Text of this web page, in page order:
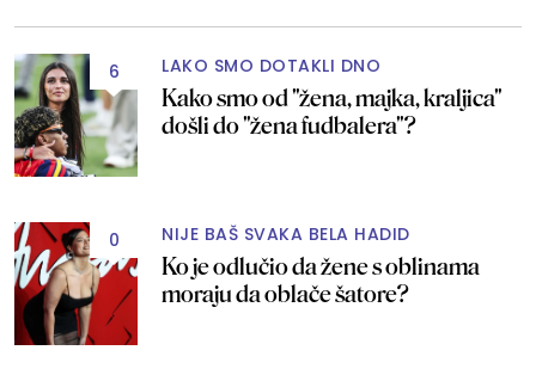
6 LAKO SMO DOTAKLI DNO
Kako smo od "žena, majka, kraljica"
došli do "žena fudbalera"?
0 NIJE BAŠ SVAKA BELA HADID
Ko je odlučio da žene s oblinama
moraju da oblače šatore?